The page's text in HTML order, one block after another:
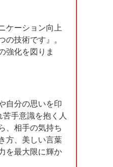
ケーション向上
技術です』。
強化を図りま
自分の思いを印
手意識を抱く人
、相手の気持ち
方、美しい言葉
を最大限に輝か